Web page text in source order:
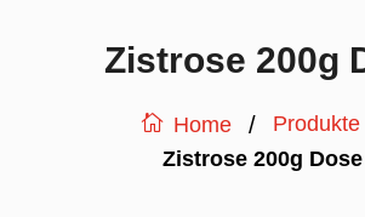
Zistrose 200g
Home / Produkte
Zistrose 200g Dose